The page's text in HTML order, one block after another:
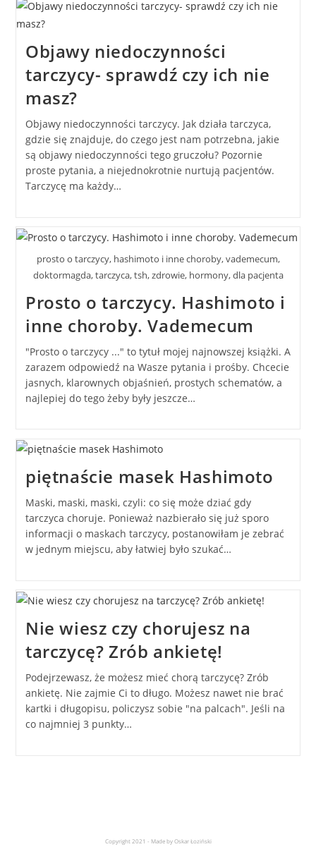
Objawy niedoczynności
tarczycy- sprawdź czy ich nie
masz?
Objawy niedoczynności tarczycy. Jak działa tarczyca,
gdzie się znajduje, do czego jest nam potrzebna, jakie
są objawy niedoczynności tego gruczołu? Pozornie
proste pytania, a niejednokrotnie nurtują pacjentów.
Tarczycę ma każdy…
prosto o tarczycy, hashimoto i inne choroby, vademecum,
doktormagda, tarczyca, tsh, zdrowie, hormony, dla pacjenta
Prosto o tarczycy. Hashimoto i
inne choroby. Vademecum
"Prosto o tarczycy ..." to tytuł mojej najnowszej książki. A
zarazem odpowiedź na Wasze pytania i prośby. Chcecie
jasnych, klarownych objaśnień, prostych schematów, a
najlepiej do tego żeby były jeszcze…
piętnaście masek Hashimoto
Maski, maski, maski, czyli: co się może dziać gdy
tarczyca choruje. Ponieważ nazbierało się już sporo
informacji o maskach tarczycy, postanowiłam je zebrać
w jednym miejscu, aby łatwiej było szukać…
Nie wiesz czy chorujesz na
tarczycę? Zrób ankietę!
Podejrzewasz, że możesz mieć chorą tarczycę? Zrób
ankietę. Nie zajmie Ci to długo. Możesz nawet nie brać
kartki i długopisu, policzysz sobie "na palcach". Jeśli na
co najmniej 3 punkty…
Copyright 2021 - Made by Oskar Łoziński